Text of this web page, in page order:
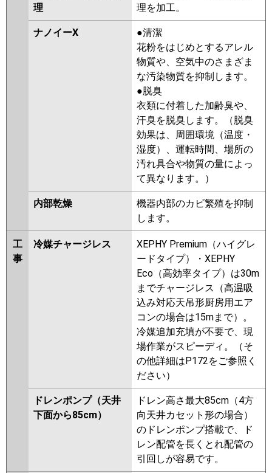
理
理を加工。
ナノイーX
●清潔
花粉をはじめとするアレル
物質や、空気中のさまざま
な汚染物質を抑制します。
●脱臭
衣類に付着した加齢臭や、
汗臭を脱臭します。（脱臭
効果は、周囲環境（温度・
湿度）、運転時間、場所の
汚れ具合や物質の量によっ
て異なります。）
内部乾燥
機器内部のカビ繁殖を抑制
します。
工
事
冷媒チャージレス
XEPHY Premium（ハイグレ
ードタイプ）・XEPHY
Eco（高効率タイプ）は30m
までチャージレス（高温吸
込み対応天吊形厨房用エア
コンの場合は15mまで）。
冷媒追加充填が不要で、現
場作業がスピーディ。（そ
の他詳細はP172をご参照く
ださい）
ドレンポンプ（天井
下面から85cm）
ドレン高さ最大85cm（4方
向天井カセット形の場合）
のドレンポンプ搭載で、ド
レン配管を長くとれ配管の
引回しが容易です。